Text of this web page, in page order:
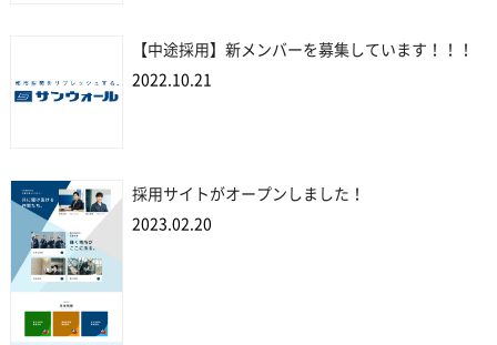
【中途採用】新メンバーを募集しています！！！
2022.10.21
採用サイトがオープンしました！
2023.02.20